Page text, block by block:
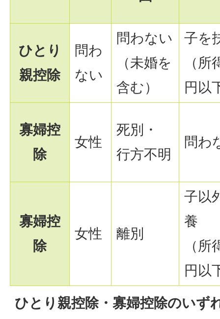
ひとり
親控除
問わ
ない
問わない
（未婚を
含む）
子を
（所
円以
寡婦控
除
女性
死別・
行方不明
問わ
寡婦控
除
女性 離別
子以
養
（所
円以
ひとり親控除・寡婦控除のいず